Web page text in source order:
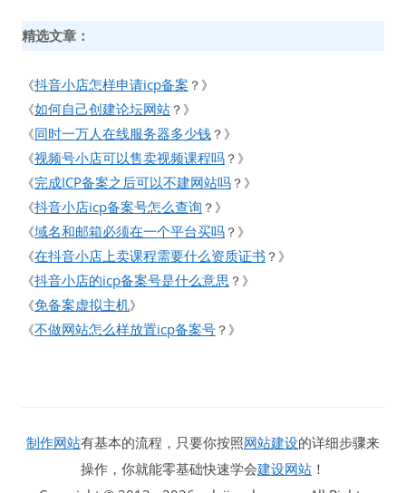
精选文章：
《抖音小店怎样申请icp备案 ？》
《如何自己创建论坛网站 ？》
《同时一万人在线服务器多少钱 ？》
《视频号小店可以售卖视频课程吗 ？》
《完成ICP备案之后可以不建网站吗 ？》
《抖音小店icp备案号怎么查询 ？》
《域名和邮箱必须在一个平台买吗 ？》
《在抖音小店上卖课程需要什么资质证书 ？》
《抖音小店的icp备案号是什么意思 ？》
《免备案虚拟主机》
《不做网站怎么样放置icp备案号 ？》
制作网站有基本的流程，只要你按照网站建设的详细步骤来
操作，你就能零基础快速学会建设网站 ！